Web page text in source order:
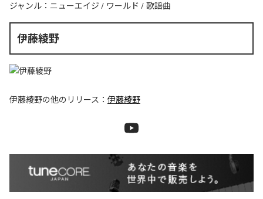
ジャンル： ニューエイジ / ワールド / 歌謡曲
伊藤綾野
伊藤綾野の他のリリース： 伊藤綾野